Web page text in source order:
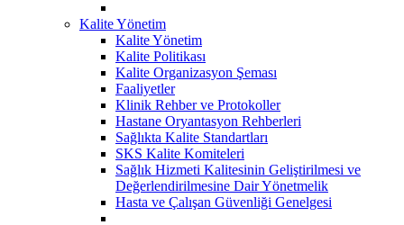
Kalite Yönetim
Kalite Yönetim
Kalite Politikası
Kalite Organizasyon Şeması
Faaliyetler
Klinik Rehber ve Protokoller
Hastane Oryantasyon Rehberleri
Sağlıkta Kalite Standartları
SKS Kalite Komiteleri
Sağlık Hizmeti Kalitesinin Geliştirilmesi ve
Değerlendirilmesine Dair Yönetmelik
Hasta ve Çalışan Güvenliği Genelgesi